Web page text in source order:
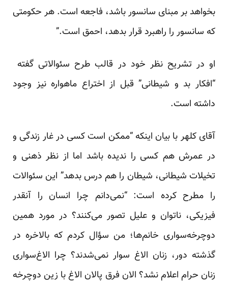
بخواهد بر مبنای سانسور باشد، فاجعه است. هر حکومتی
که سانسور را راهبرد قرار بدهد، احمق است.”
او در تشریح نظر خود در قالب طرح سئوالاتی گفته
“افکار بد و شیطانی” قبل از اختراع ماهواره نیز وجود
داشته است.
آقای کلهر با بیان اینکه “ممکن است کسی در غار زندگی و
در عمرش هم کسی را ندیده باشد اما از نظر ذهنی و
تخیلات شیطانی، شیطان را هم درس بدهد” این سئوالات
را مطرح کرده است: “نمی‌دانم چرا انسان را آنقدر
فیزیکی، ناتوان و علیل تصور می‌کنند؟ در مورد همین
دوچرخه‌سواری خانم‌ها؛ من سؤال کردم که بالاخره در
گذشته دور، زنان الاغ سوار نمی‌شدند؟ چرا الاغ‌سواری
زنان حرام اعلام نشد؟ الان فرق پالان الاغ با زین دوچرخه